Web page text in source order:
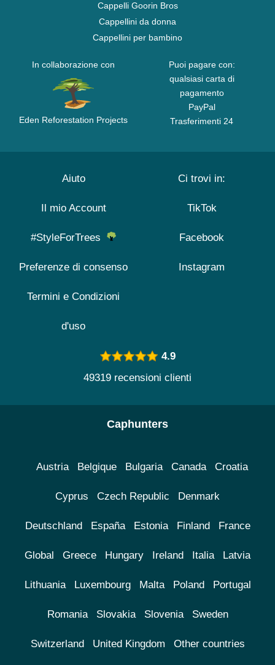
Cappelli Goorin Bros
Cappellini da donna
Cappellini per bambino
In collaborazione con
Eden Reforestation Projects
Puoi pagare con:
qualsiasi carta di
pagamento
PayPal
Trasferimenti 24
Aiuto
Il mio Account
#StyleForTrees
Preferenze di consenso
Termini e Condizioni
d'uso
Ci trovi in:
TikTok
Facebook
Instagram
4.9
49319 recensioni clienti
Caphunters
Austria Belgique Bulgaria Canada Croatia
Cyprus Czech Republic Denmark
Deutschland España Estonia Finland France
Global Greece Hungary Ireland Italia Latvia
Lithuania Luxembourg Malta Poland Portugal
Romania Slovakia Slovenia Sweden
Switzerland United Kingdom Other countries